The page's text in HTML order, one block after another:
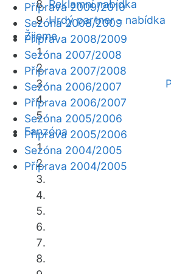
Reklamní nabídka
Hrdý partner - nabídka
Žijeme
Fanzóna
Příprava 2009/2010
Sezóna 2008/2009
Příprava 2008/2009
Sezóna 2007/2008
Příprava 2007/2008
Sezóna 2006/2007
Příprava 2006/2007
Sezóna 2005/2006
Příprava 2005/2006
Sezóna 2004/2005
Příprava 2004/2005